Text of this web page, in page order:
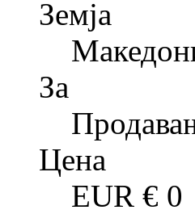
Земја
За
Цена
EUR € 0